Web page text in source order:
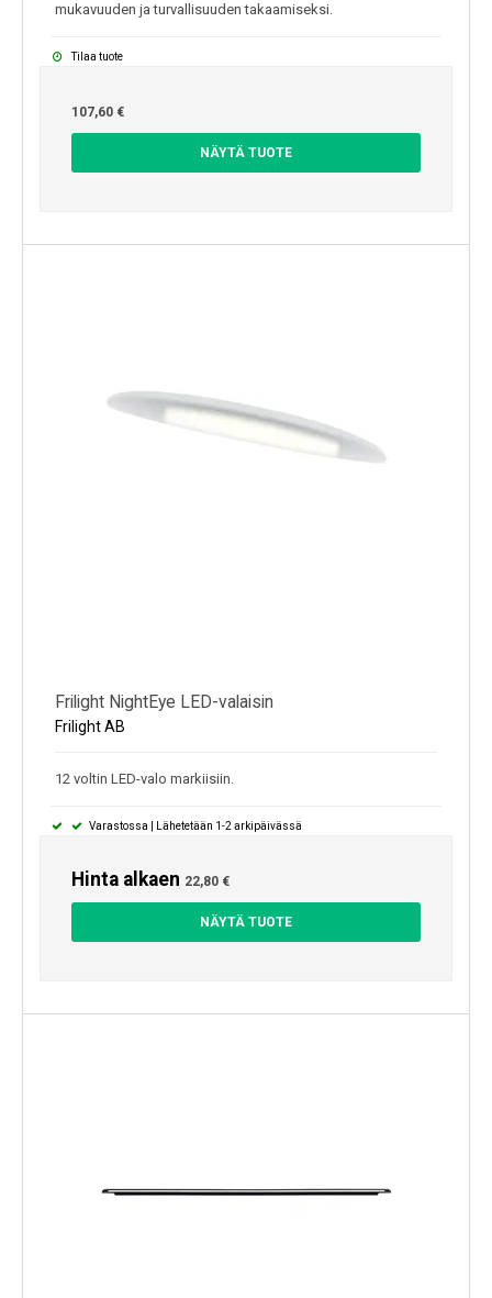
mukavuuden ja turvallisuuden takaamiseksi.
Tilaa tuote
107,60 €
NÄYTÄ TUOTE
Frilight NightEye LED-valaisin
Frilight AB
12 voltin LED-valo markiisiin.
Varastossa | Lähetetään 1-2 arkipäivässä
Hinta alkaen 22,80 €
NÄYTÄ TUOTE